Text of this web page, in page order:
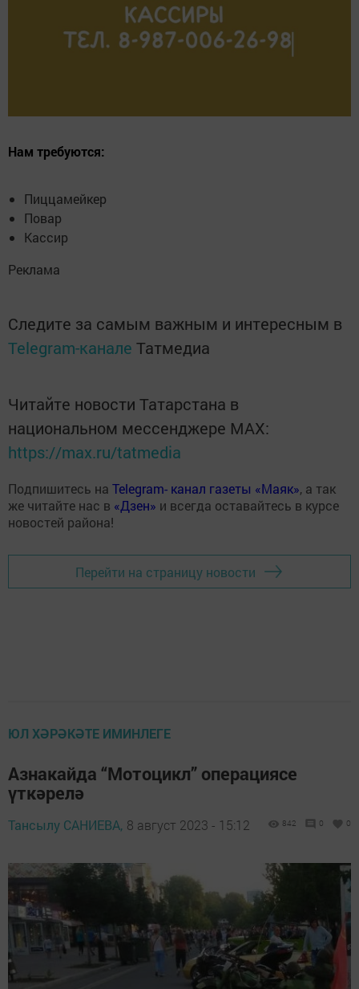
Нам требуются:
Пиццамейкер
Повар
Кассир
Реклама
Следите за самым важным и интересным в
Telegram-канале Татмедиа
Читайте новости Татарстана в
национальном мессенджере MАХ:
https://max.ru/tatmedia
Подпишитесь на Telegram- канал газеты «Маяк», а так
же читайте нас в «Дзен» и всегда оставайтесь в курсе
новостей района!
Перейти на страницу новости
ЮЛ ХӘРӘКӘТЕ ИМИНЛЕГЕ
Азнакайда “Мотоцикл” операциясе
үткәрелә
Тансылу САНИЕВА, 8 август 2023 - 15:12 842 0 0